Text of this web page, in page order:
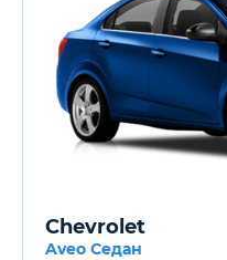
Chevrolet
Aveo Седан